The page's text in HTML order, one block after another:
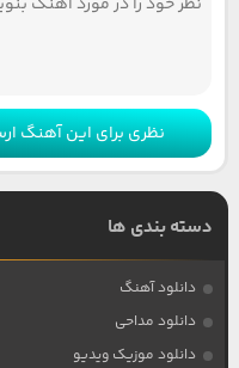
نظری برای این آهنگ
دسته بندی ها
دانلود آهنگ
دانلود مداحی
دانلود موزیک ویدیو